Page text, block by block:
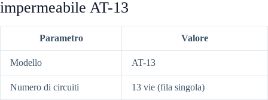
impermeabile AT-13
Parametro Valore
Modello AT-13
Numero di circuiti 13 vie (fila singola)